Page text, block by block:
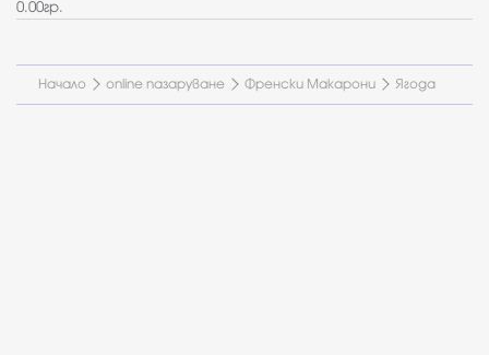
0.00гр.
Начало online пазаруване Френски Макарони Ягода